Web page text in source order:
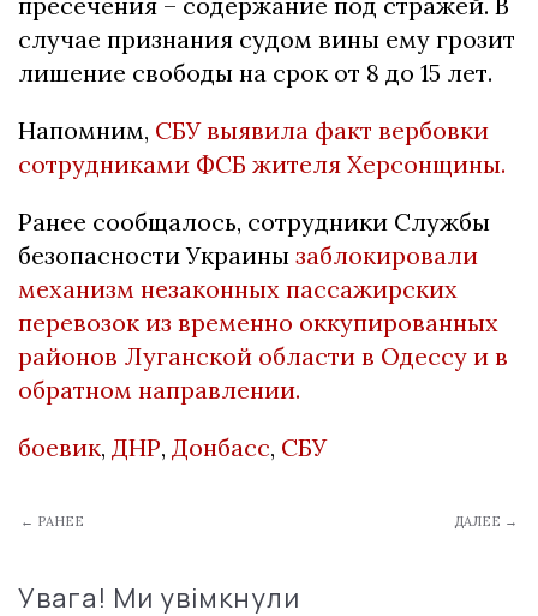
случае признания судом вины ему грозит
лишение свободы на срок от 8 до 15 лет.
Напомним, СБУ выявила факт вербовки
сотрудниками ФСБ жителя Херсонщины.
Ранее сообщалось, сотрудники Службы
безопасности Украины заблокировали
механизм незаконных пассажирских
перевозок из временно оккупированных
районов Луганской области в Одессу и в
обратном направлении.
боевик, ДНР, Донбасс, СБУ
← РАНЕЕ ДАЛЕЕ →
Увага! Ми увімкнули